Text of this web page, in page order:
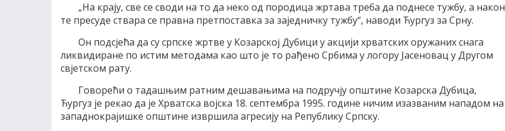
„На крају, све се своди на то да неко од породица жртава треба да поднесе тужбу, а након
те пресуде ствара се правна претпоставка за заједничку тужбу“, наводи Ћургуз за Срну.
Он подсјећа да су српске жртве у Козарској Дубици у акцији хрватских оружаних снага
ликвидиране по истим методама као што је то рађено Србима у логору Јасеновац у Другом
свјетском рату.
Говорећи о тадашњим ратним дешавањима на подручју општине Козарска Дубица,
Ћургуз је рекао да је Хрватска војска 18. септембра 1995. године ничим изазваним нападом на
западнокрајишке општине извршила агресију на Републику Српску.